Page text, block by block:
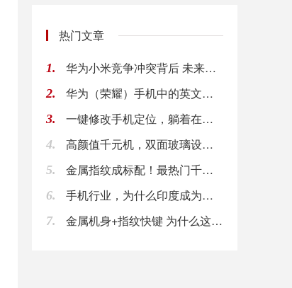
热门文章
1. 华为小米竞争冲突背后 未来智能手机行业何去何从
2. 华为（荣耀）手机中的英文文件夹，都代表什么意思
3. 一键修改手机定位，躺着在家打卡！超实用！!
4. 高颜值千元机，双面玻璃设计，售1099!
5. 金属指纹成标配！最热门千元高性比手机推荐!
6. 手机行业，为什么印度成为各大手机品牌竞争的一块
7. 金属机身+指纹快键 为什么这款千元手机备受推